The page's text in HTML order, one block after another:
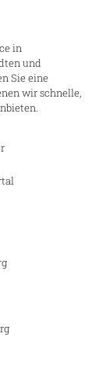
in
und
Sie eine
wir schnelle,